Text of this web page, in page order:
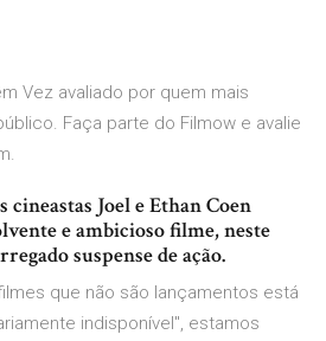
Vez avaliado por quem mais
Faça parte do Filmow e avalie
cineastas Joel e Ethan Coen
e ambicioso filme, neste
suspense de ação.
que não são lançamentos está
indisponível", estamos